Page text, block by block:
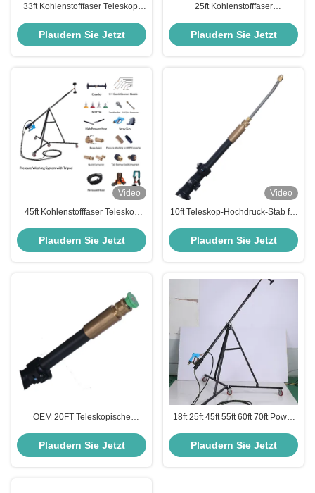
33ft Kohlenstofffaser Teleskop-
Maximaldruck für Dächer Zäune
Dachrinnen
Plaudern Sie Jetzt
25ft Kohlenstofffaser
Außenreinigung Einfach effizient
Plaudern Sie Jetzt
Video
45ft Kohlenstofffaser Teleskop
sichere ODM-Unterstützung
Plaudern Sie Jetzt
Video
10ft Teleskop-Hochdruck-Stab für
hochflexibel
Plaudern Sie Jetzt
OEM 20FT Teleskopische
Teleskopische Spitze für Power
Washer
Plaudern Sie Jetzt
18ft 25ft 45ft 55ft 60ft 70ft Power
Teleskopische Drucklanze
Plaudern Sie Jetzt